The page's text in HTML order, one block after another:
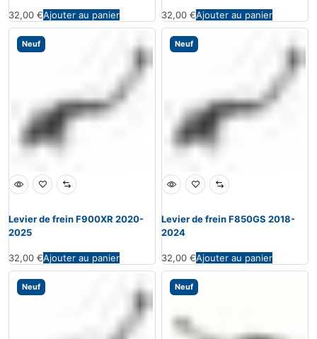
32,00 €Ajouter au panier 32,00 €Ajouter au panier
Neuf
Levier de frein F900XR 2020-
2025
32,00 €Ajouter au panier
Neuf
Levier de frein F850GS 2018-
2024
32,00 €Ajouter au panier
Neuf Neuf